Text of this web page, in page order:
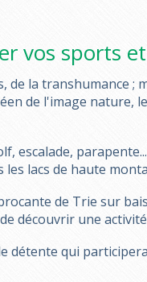
vos sports
la transhumance ;
de l'image nature,
lacs de haute
de Trie sur
découvrir une
qui